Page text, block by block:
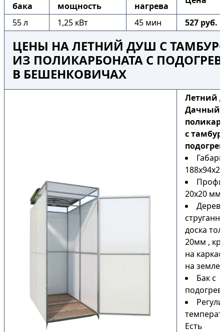
бака мощность нагрева
55 л 1,25 кВт 45 мин 527 руб.
ЦЕНЫ НА ЛЕТНИЙ ДУШ С
ИЗ ПОЛИКАРБОНАТА С
В БЕШЕНКОВИЧАХ
Летний
Дачный
с
20х20 мм
доска
20мм ,
на
на земле)
Бак с
Есть